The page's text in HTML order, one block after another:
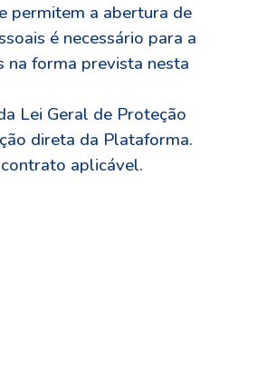
permitem a abertura de
é necessário para a
na forma prevista nesta
Lei Geral de Proteção
direta da Plataforma.
aplicável.